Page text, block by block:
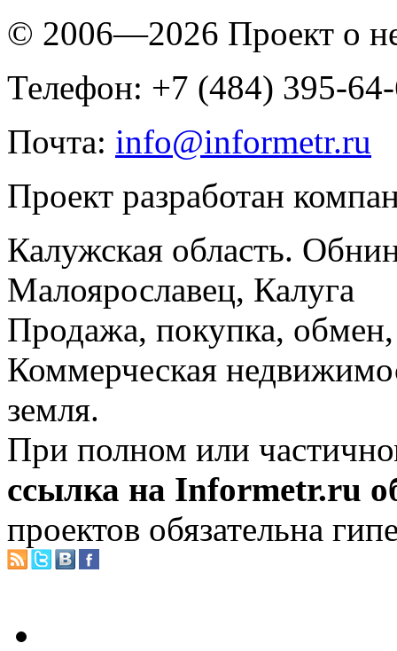
© 2006—2026 Проект о
Телефон: +7 (484) 395-
Почта: info@informetr.ru
Проект разработан
Калужская область.
Малоярославец, Калуга
Продажа, покупка, обмен,
Коммерческая
земля.
При полном или
ссылка на Informetr.ru
проектов обязательна